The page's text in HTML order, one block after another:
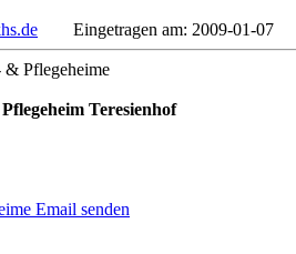
Eingetragen am: 2009-01-07
& Pflegeheime
Teresienhof
Email senden